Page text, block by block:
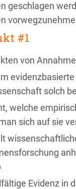
geschlagen
#1
von
solch
welche
sich auf sie
Evidenz in